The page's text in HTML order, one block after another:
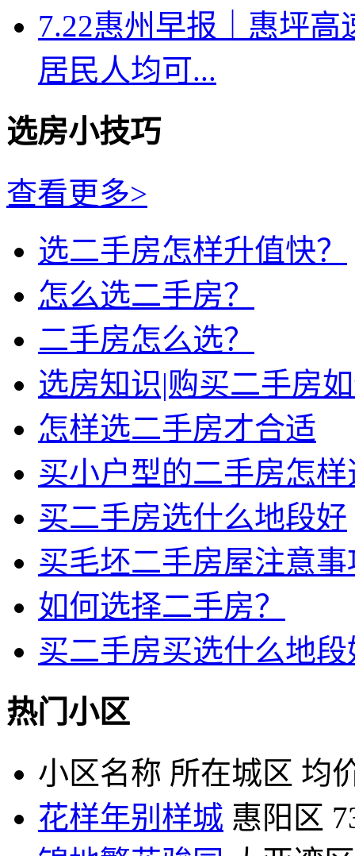
7.22惠州早报｜惠坪
居民人均可...
选房小技巧
查看更多>
选二手房怎样升值快？
怎么选二手房？
二手房怎么选？
选房知识|购买二手房
怎样选二手房才合适
买小户型的二手房怎样
买二手房选什么地段好
买毛坯二手房屋注意事
如何选择二手房？
买二手房买选什么地段
热门小区
小区名称 所在城区 均
花样年别样城 惠阳区